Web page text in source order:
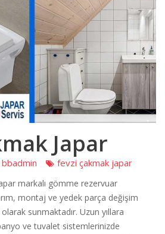
Japar
bbadmin fevzi çakmak japar
markalı gömme rezervuar
montaj ve yedek parça değişim
sunmaktadır. Uzun yıllara
ve tuvalet sistemlerinizde